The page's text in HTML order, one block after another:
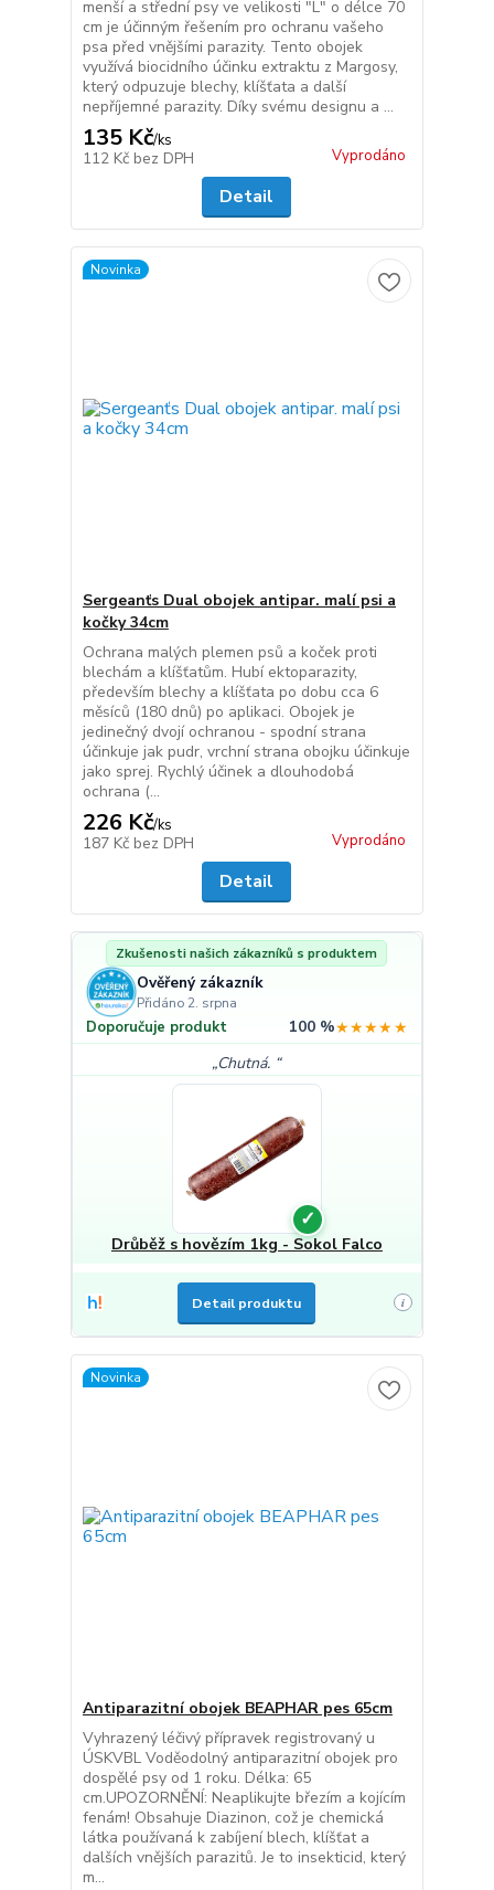
menší a střední psy ve velikosti "L" o délce 70
cm je účinným řešením pro ochranu vašeho
psa před vnějšími parazity. Tento obojek
využívá biocidního účinku extraktu z Margosy,
který odpuzuje blechy, klíšťata a další
nepříjemné parazity. Díky svému designu a ...
135 Kč/ks
112 Kč bez DPH Vyprodáno
Detail
Novinka
Sergeanťs Dual obojek antipar. malí psi a
kočky 34cm
Ochrana malých plemen psů a koček proti
blechám a klíšťatům. Hubí ektoparazity,
především blechy a klíšťata po dobu cca 6
měsíců (180 dnů) po aplikaci. Obojek je
jedinečný dvojí ochranou - spodní strana
účinkuje jak pudr, vrchní strana obojku účinkuje
jako sprej. Rychlý účinek a dlouhodobá
ochrana (...
226 Kč/ks
187 Kč bez DPH Vyprodáno
Detail
Zkušenosti našich zákazníků s produktem
Ověřený zákazník
Přidáno 2. srpna
Doporučuje produkt 100 %★★★★★
Chutná.
✓
Drůběž s hovězím 1kg - Sokol Falco
Detail produktu i
Novinka
Antiparazitní obojek BEAPHAR pes 65cm
Vyhrazený léčivý přípravek registrovaný u
ÚSKVBL Voděodolný antiparazitní obojek pro
dospělé psy od 1 roku. Délka: 65
cm.UPOZORNĚNÍ: Neaplikujte březím a kojícím
fenám! Obsahuje Diazinon, což je chemická
látka používaná k zabíjení blech, klíšťat a
dalších vnějších parazitů. Je to insekticid, který
m...